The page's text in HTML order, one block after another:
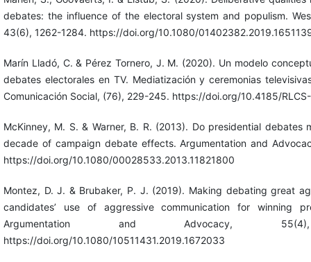
debates: the influence of the electoral system and populism.
43(6), 1262-1284. https://doi.org/10.1080/
Marín Lladó, C. & Pérez Tornero, J. M. (2020). Un modelo
debates electorales en TV. Mediatización y ceremonias
Comunicación Social, (76), 229-245. https://doi.org/10.4185/
McKinney, M. S. & Warner, B. R. (2013). Do presidential debates
decade of campaign debate effects. Argumentation and
https://doi.org/10.1080/00028533.2013.11821800
Montez, D. J. & Brubaker, P. J. (2019). Making debating great
candidates’ use of aggressive communication for winning
Argumentation and Advocacy,
https://doi.org/10.1080/10511431.2019.1672033